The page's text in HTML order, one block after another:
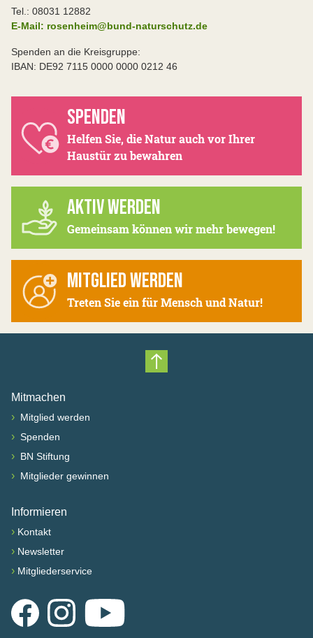
Tel.: 08031 12882
E-Mail: rosenheim@bund-naturschutz.de
Spenden an die Kreisgruppe:
IBAN: DE92 7115 0000 0000 0212 46
SPENDEN
Helfen Sie, die Natur auch vor Ihrer
Haustür zu bewahren
AKTIV WERDEN
Gemeinsam können wir mehr bewegen!
MITGLIED WERDEN
Treten Sie ein für Mensch und Natur!
Nach oben scrollen
Mitmachen
› Mitglied werden
› Spenden
› BN Stiftung
› Mitglieder gewinnen
Informieren
› Kontakt
› Newsletter
› Mitgliederservice
FacebookInstagramYouTube